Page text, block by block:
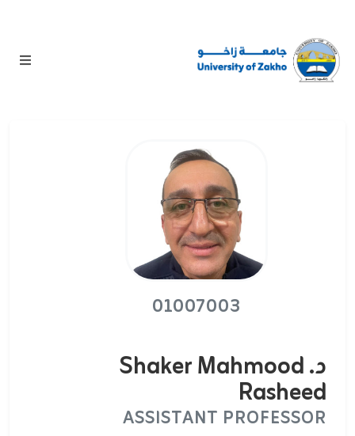
01007003
د. Shaker Mahmood
Rasheed
ASSISTANT PROFESSOR